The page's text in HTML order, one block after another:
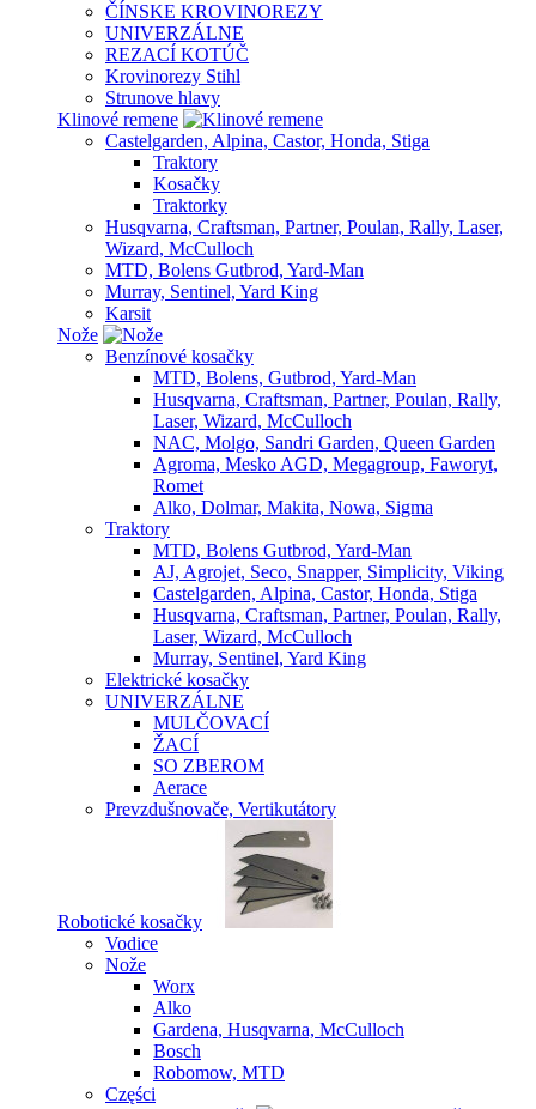
ČÍNSKE KROVINOREZY
UNIVERZÁLNE
REZACÍ KOTÚČ
Krovinorezy Stihl
Strunove hlavy
Klinové remene
Castelgarden, Alpina, Castor, Honda, Stiga
Traktory
Kosačky
Traktorky
Husqvarna, Craftsman, Partner, Poulan, Rally, Laser,
Wizard, McCulloch
MTD, Bolens Gutbrod, Yard-Man
Murray, Sentinel, Yard King
Karsit
Nože
Benzínové kosačky
MTD, Bolens, Gutbrod, Yard-Man
Husqvarna, Craftsman, Partner, Poulan, Rally,
Laser, Wizard, McCulloch
NAC, Molgo, Sandri Garden, Queen Garden
Agroma, Mesko AGD, Megagroup, Faworyt,
Romet
Alko, Dolmar, Makita, Nowa, Sigma
Traktory
MTD, Bolens Gutbrod, Yard-Man
AJ, Agrojet, Seco, Snapper, Simplicity, Viking
Castelgarden, Alpina, Castor, Honda, Stiga
Husqvarna, Craftsman, Partner, Poulan, Rally,
Laser, Wizard, McCulloch
Murray, Sentinel, Yard King
Elektrické kosačky
UNIVERZÁLNE
MULČOVACÍ
ŽACÍ
SO ZBEROM
Aerace
Prevzdušnovače, Vertikutátory
Robotické kosačky
Vodice
Nože
Worx
Alko
Gardena, Husqvarna, McCulloch
Bosch
Robomow, MTD
Części